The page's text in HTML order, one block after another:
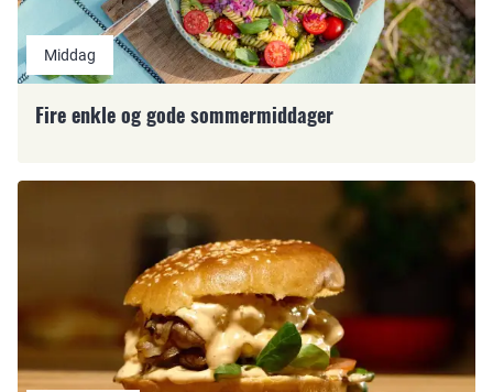
Middag
Fire enkle og gode sommermiddager